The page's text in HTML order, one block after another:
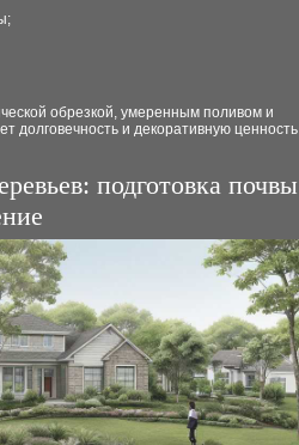
обрезкой, умеренным поливом и
долговечность и декоративную ценность
подготовка почвы